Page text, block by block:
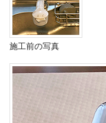
施工前の写真